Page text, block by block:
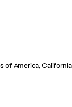
of America, California